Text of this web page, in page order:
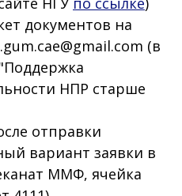
документов на
(в
НПР старше
отправки
вариант заявки в
ММФ, ячейка